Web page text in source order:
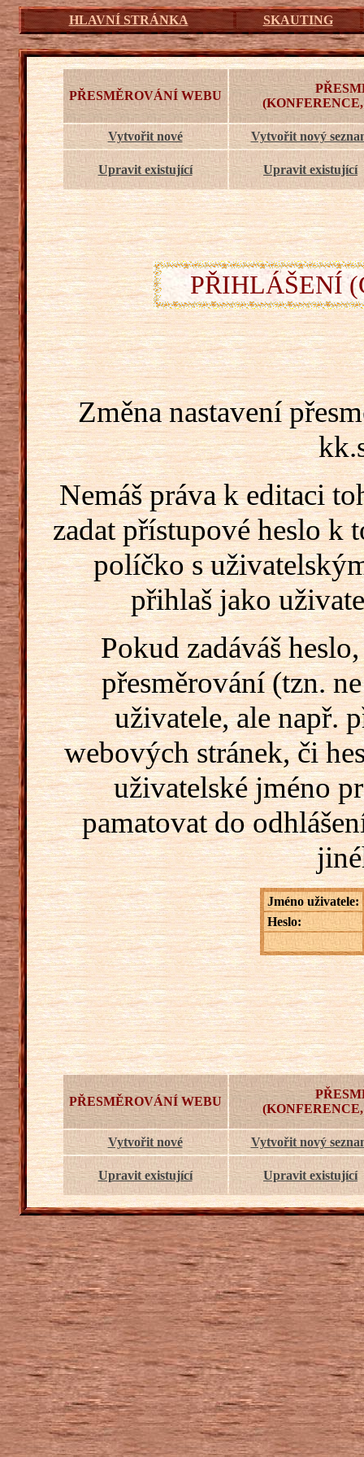
HLAVNÍ STRÁNKA SKAUTING
PŘESMĚROVÁNÍ WEBU
Vytvořit nové Vytvořit nový
Upravit existující Upravit existující
PŘIHLÁŠENÍ
Změna nastavení
Nemáš práva k editaci
zadat přístupové heslo k
políčko s
přihlaš jako
Pokud zadáváš
přesměrování (tzn.
uživatele, ale např.
webových stránek, či
uživatelské jméno
pamatovat do
Jméno uživatele:
Heslo:
PŘESMĚROVÁNÍ WEBU
Vytvořit nové Vytvořit nový
Upravit existující Upravit existující